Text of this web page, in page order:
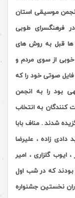
دی ماه 95 به همت انجمن موسیقی استان
فرهنگسرای طوبی
ها قبل به روش های
خوبی از سوی مردم و
فایل صوتی خود را که
بود را به انجمن
کنندگان به انتخاب
شدند . مناف بابا
زاده ، علیرضا
گلزاری ، امیر
که در شب اول
نخستین جشنواره